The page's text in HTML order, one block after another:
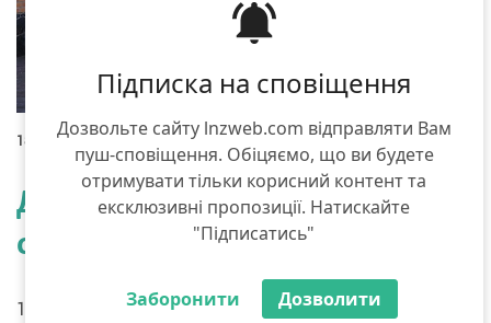
Підписка на сповіщення
Дозвольте сайту lnzweb.com відправляти Вам
пуш-сповіщення. Обіцяємо, що ви будете
отримувати тільки корисний контент та
ексклюзивні пропозиції. Натискайте
"Підписатись"
Заборонити Дозволити
18 серпня 2021 року
Десятка аграріїв-щасливців
отримали призи від LNZ Web!
16 серпня у прямому ефірі серед наших клієнтів, які